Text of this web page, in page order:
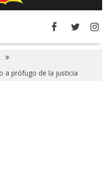
a prófugo de la justicia